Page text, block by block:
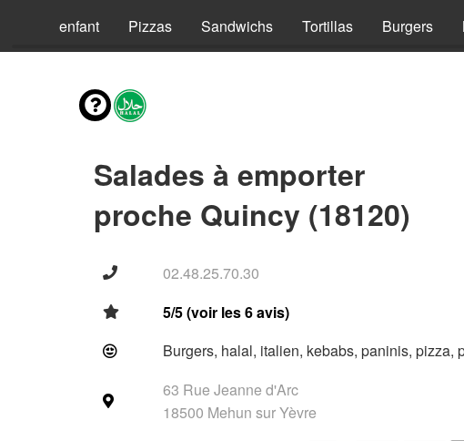
Menus enfant Pizzas Sandwichs Tortillas Burgers
Salades à emporter
proche Quincy (18120)
02.48.25.70.30
5/5 (voir les 6 avis)
Burgers, halal, italien, kebabs, paninis, pizza,
63 Rue Jeanne d'Arc
18500 Mehun sur Yèvre